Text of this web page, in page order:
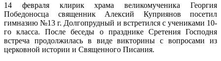
14 февраля клирик храма великомученика Георгия
Победоносца священник Алексий Куприянов посетил
гимназию №13 г. Долгопрудный и встретился с учениками 10-
го класса. После беседы о празднике Сретения Господня
встреча продолжилась в виде викторины с вопросами из
церковной истории и Священного Писания.